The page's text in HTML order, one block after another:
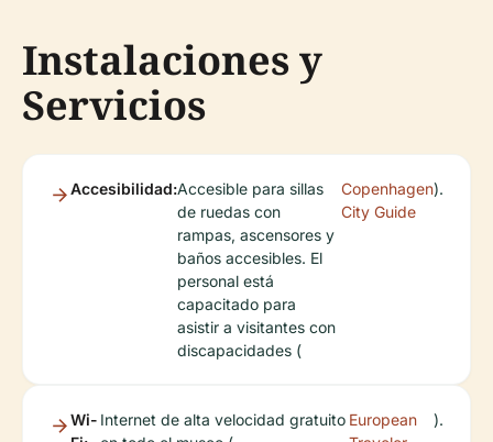
Instalaciones y
Servicios
Accesibilidad:Accesible para sillas
de ruedas con
rampas, ascensores y
baños accesibles. El
personal está
capacitado para
asistir a visitantes con
discapacidades (
Copenhagen
City Guide
).
Wi- Internet de alta velocidad gratuito European
).